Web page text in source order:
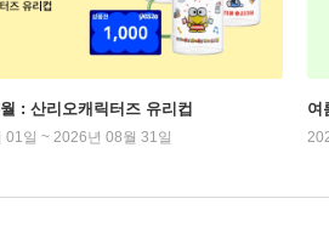
: 산리오캐릭터즈 유리컵
01일 ~ 2026년 08월 31일
여